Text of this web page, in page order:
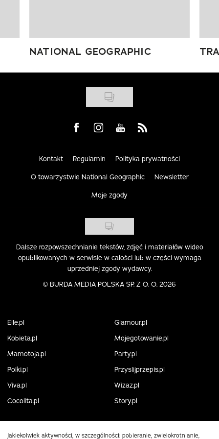
NATIONAL GEOGRAPHIC
Visit us on Facebook
Visit us on Instagram
Visit us on Youtube
Visit us on Rss
Kontakt Regulamin Polityka prywatności
O towarzystwie National Geographic Newsletter
Moje zgody
Dalsze rozpowszechnianie tekstów, zdjęć i materiałów wideo
opublikowanych w serwisie w całości lub w części wymaga
uprzedniej zgody wydawcy.
© BURDA MEDIA POLSKA SP. Z O. O. 2026
Elle.pl
Glamour.pl
Kobieta.pl
Mojegotowanie.pl
Mamotoja.pl
Party.pl
Polki.pl
Przyslijprzepis.pl
Viva.pl
Wizaz.pl
Cocolita.pl
Story.pl
Jakiekolwiek aktywności, w szczególności: pobieranie, zwielokrotnianie,